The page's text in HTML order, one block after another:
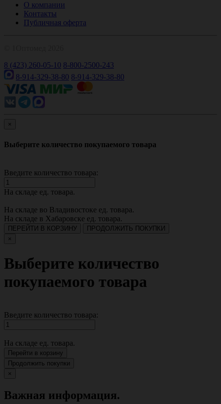
О компании
Контакты
Публичная оферта
8 (423) 260-05-10 8-800-2500-243
8-914-329-38-80 8-914-329-38-80
×
Выберите количество покупаемого товара
Введите количество товара:
На складе ед. товара.
На складе во Владивостоке ед. товара.
На складе в Хабаровске ед. товара.
ПЕРЕЙТИ В КОРЗИНУ
ПРОДОЛЖИТЬ ПОКУПКИ
×
Выберите количество
покупаемого товара
Введите количество товара:
На складе ед. товара.
Перейти в корзину
Продолжить покупки
×
Важная информация.